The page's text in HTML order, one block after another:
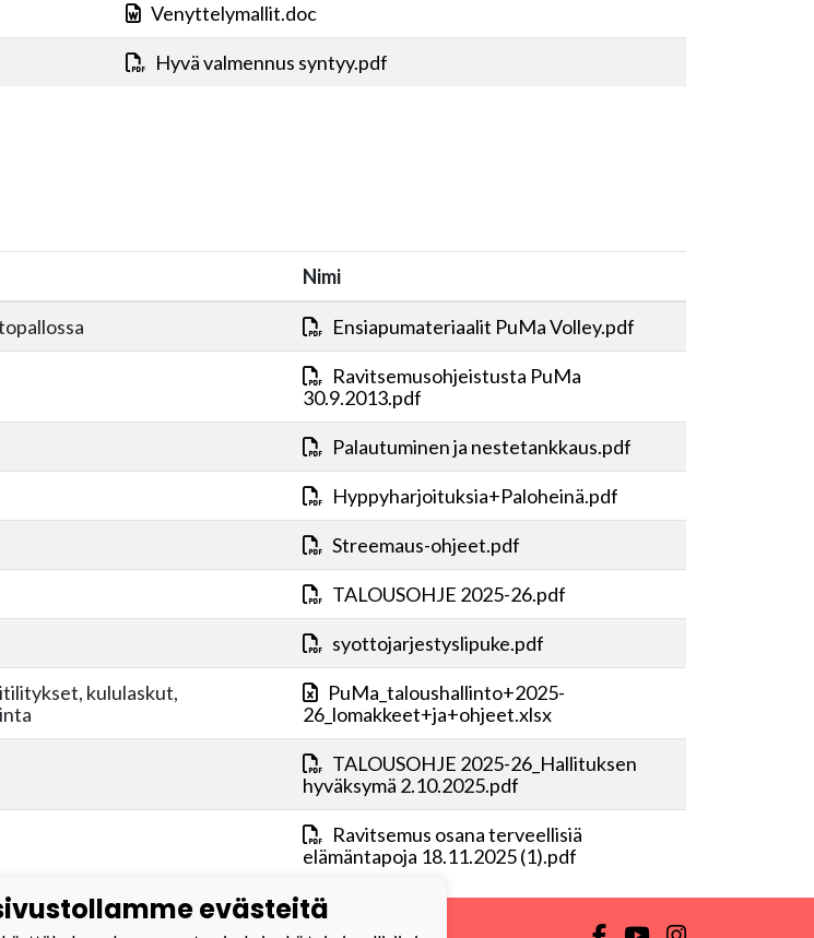
Venyttelymallit.doc
Hyvä valmennus syntyy.pdf
Nimi
Ensiapumateriaalit PuMa Volley.pdf
Ravitsemusohjeistusta PuMa
30.9.2013.pdf
Palautuminen ja nestetankkaus.pdf
Hyppyharjoituksia+Paloheinä.pdf
Streemaus-ohjeet.pdf
TALOUSOHJE 2025-26.pdf
syottojarjestyslipuke.pdf
kululaskut,
PuMa_taloushallinto+2025-
26_lomakkeet+ja+ohjeet.xlsx
TALOUSOHJE 2025-26_Hallituksen
hyväksymä 2.10.2025.pdf
Ravitsemus osana terveellisiä
elämäntapoja 18.11.2025 (1).pdf
evästeitä